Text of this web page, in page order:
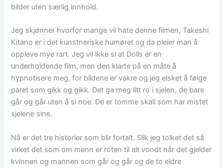
bilder uten særlig innhold.
Jeg skjønner hvorfor mange vil hate denne filmen, Takeshi
Kitano er i det kunstneriske humøret og da pleier man å
oppleve mye rart. Jeg vil ikke si at Dolls er en
underholdende film, men den klarte på en måte å
hypnotisere meg, for bildene er vakre og jeg elsket å følge
paret som gikk og gikk. Det ga meg litt ro i sjelen, de bare
går og går uten å si noe. De er tomme skall som har mistet
sjelene sine.
Nå er det tre historier som blir fortalt. Slik jeg tolket det så
virket det som om menn er roten til alt vondt når det gjelder
kvinnen og mannen som går og går og de to eldre